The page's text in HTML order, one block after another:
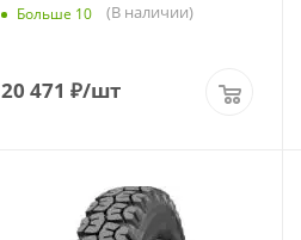
Больше 10 (В наличии)
20 471 ₽/шт